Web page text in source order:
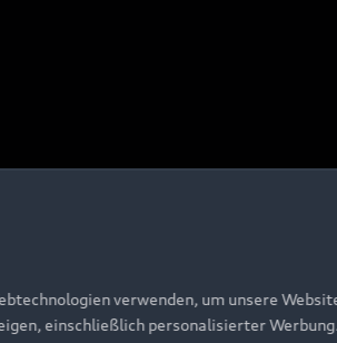
verwenden, um unsere
einschließlich personalisierter